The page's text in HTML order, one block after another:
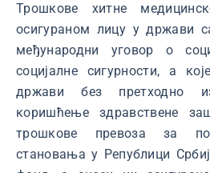
Трошкове хитне
осигураном лицу у држави
међународни уговор о
социјалне сигурности, а
држави без претходно
коришћење здравствене
трошкове превоза за
становања у Републици